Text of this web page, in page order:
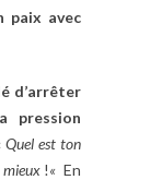
paix avec
d’arrêter
pression
Quel est ton
mieux !« En